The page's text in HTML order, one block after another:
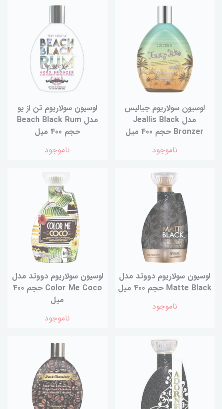
لوسیون سولاریوم جیالیس
مدل Jeallis Black
Bronzer حجم 400 میل
ناموجود
لوسیون سولاریوم تن از یو
مدل Beach Black Rum
حجم 400 میل
ناموجود
لوسیون سولاریوم دووتد مدل
Matte Black حجم 400 میل
ناموجود
لوسیون سولاریوم دووتد مدل
Color Me Coco حجم 400
میل
ناموجود